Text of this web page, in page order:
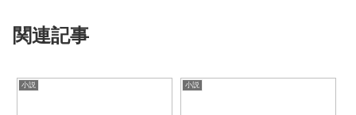
関連記事
小説 小説